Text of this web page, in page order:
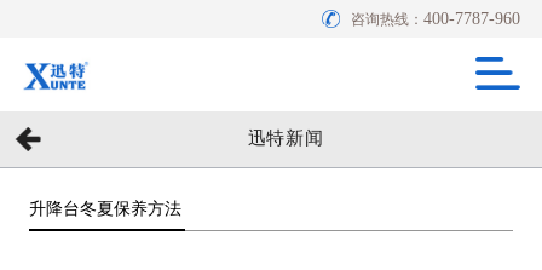
咨询热线：400-7787-960
迅特新闻
升降台冬夏保养方法